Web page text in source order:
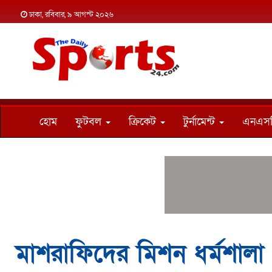
ঢাকা, রবিবার, ৯ আগস্ট ২০২৬
হোম ফুটবল ক্রিকেট টুর্নামেন্ট
মাশরাফিদের মিশন ধর্মশালা